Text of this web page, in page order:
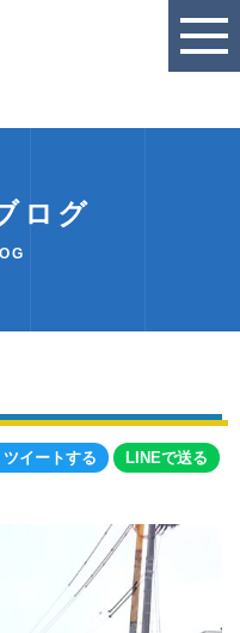
ログ
ツイートする LINEで送る